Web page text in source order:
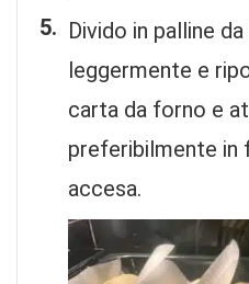
Divido in palline
leggermente e
carta da forno e
preferibilmente in
accesa.